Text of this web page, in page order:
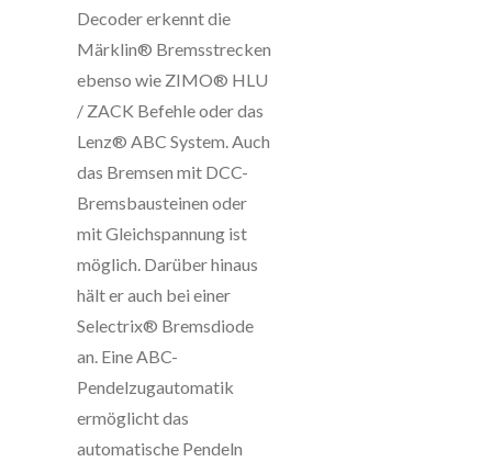
Decoder erkennt die
Märklin® Bremsstrecken
ebenso wie ZIMO® HLU
/ ZACK Befehle oder das
Lenz® ABC System. Auch
das Bremsen mit DCC-
Bremsbausteinen oder
mit Gleichspannung ist
möglich. Darüber hinaus
hält er auch bei einer
Selectrix® Bremsdiode
an. Eine ABC-
Pendelzugautomatik
ermöglicht das
automatische Pendeln